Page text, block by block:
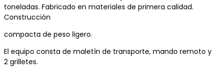
toneladas. Fabricado en materiales de primera calidad.
Construcción
compacta de peso ligero.
El equipo consta de maletín de transporte, mando remoto y
2 grilletes.